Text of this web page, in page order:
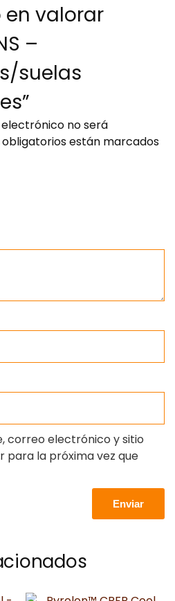
en valorar
–
suelas
no será
obligatorios están marcados
correo electrónico y sitio
para la próxima vez que